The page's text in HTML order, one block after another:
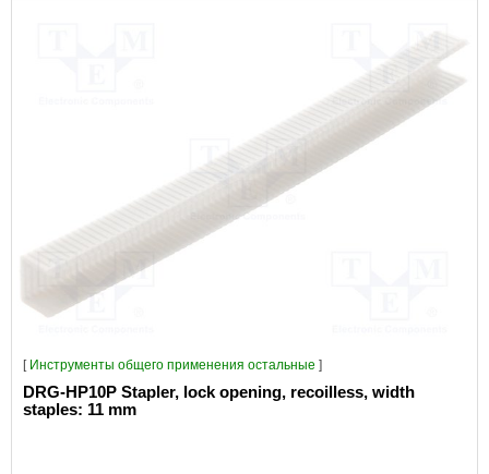
[ Инструменты общего применения остальные ]
DRG-HP10P Stapler, lock opening, recoilless, width
staples: 11 mm